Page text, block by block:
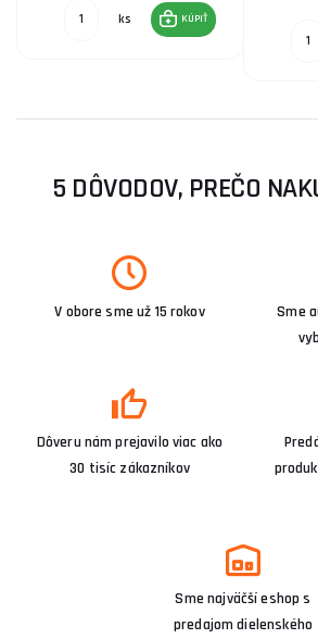
ks KÚPIŤ
5 DÔVODOV, PREČO
V obore sme už 15 rokov
Sme
Dôveru nám prejavilo viac ako
30 tisíc zákazníkov
Sme najväčší eshop s
predajom dielenského